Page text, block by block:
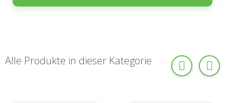
Alle Produkte in dieser Kategorie